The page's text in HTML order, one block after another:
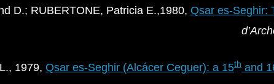
D.; RUBERTONE, Patricia E.,1980, Qsar es-Seghir:
1979, Qsar es-Seghir (Alcácer Ceguer): a 15th and